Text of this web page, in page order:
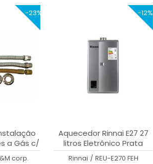
-23%
a Gás c/
de duto
corp.
-12%
Aquecedor Rinnai E27 27
litros Eletrônico Prata
Rinnai / REU-E270 FEH